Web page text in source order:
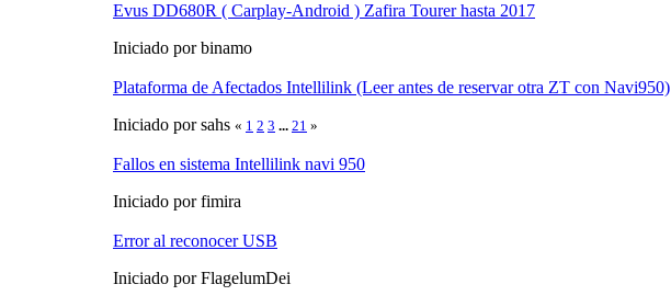
Evus DD680R ( Carplay-Android ) Zafira Tourer hasta 2017
Iniciado por binamo
Plataforma de Afectados Intellilink (Leer antes de reservar otra ZT con Navi950)
Iniciado por sahs « 1 2 3 ... 21 »
Fallos en sistema Intellilink navi 950
Iniciado por fimira
Error al reconocer USB
Iniciado por FlagelumDei